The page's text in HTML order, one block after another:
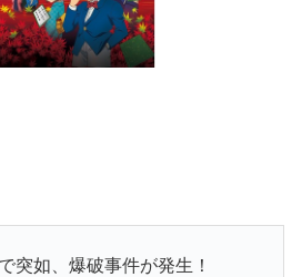
突如、爆破事件が発生！